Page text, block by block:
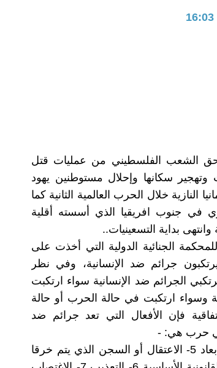
الشعب الفلسطيني من عمليات قتل
سكانها وإحلال مستوطنين يهود
النازية خلال الحرب العالمية الثانية كما
في جنوب افريقيا الذي أسسته أقلية
بداية التسعينيات..
للمحكمة الجنائية الدولية التي أخذت على
جرائم ضد الإنسانية، وفي نظر
الجرائم ضد الإنسانية سواء ارتكبت
وسواء ارتكبت في حالة الحرب أو حالة
فإن الأفعال التي تعد جرائم ضد
حرب هي: -
1- القتل 2- التصفية 3 - الاسترقاق 4- الإبعاد 5- الاعتقال أو السجن الذي يتم خرقا